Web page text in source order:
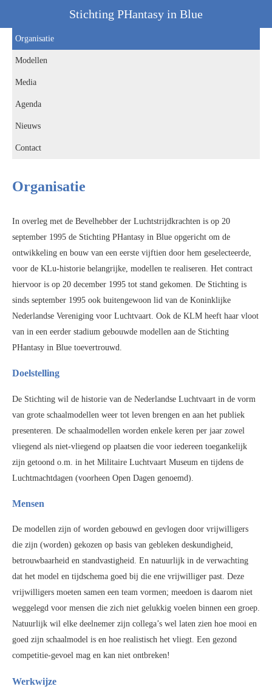
Stichting PHantasy in Blue
Organisatie
Modellen
Media
Agenda
Nieuws
Contact
Organisatie
In overleg met de Bevelhebber der Luchtstrijdkrachten is op 20
september 1995 de Stichting PHantasy in Blue opgericht om de
ontwikkeling en bouw van een eerste vijftien door hem geselecteerde,
voor de KLu-historie belangrijke, modellen te realiseren. Het contract
hiervoor is op 20 december 1995 tot stand gekomen. De Stichting is
sinds september 1995 ook buitengewoon lid van de Koninklijke
Nederlandse Vereniging voor Luchtvaart. Ook de KLM heeft haar vloot
van in een eerder stadium gebouwde modellen aan de Stichting
PHantasy in Blue toevertrouwd.
Doelstelling
De Stichting wil de historie van de Nederlandse Luchtvaart in de vorm
van grote schaalmodellen weer tot leven brengen en aan het publiek
presenteren. De schaalmodellen worden enkele keren per jaar zowel
vliegend als niet-vliegend op plaatsen die voor iedereen toegankelijk
zijn getoond o.m. in het Militaire Luchtvaart Museum en tijdens de
Luchtmachtdagen (voorheen Open Dagen genoemd).
Mensen
De modellen zijn of worden gebouwd en gevlogen door vrijwilligers
die zijn (worden) gekozen op basis van gebleken deskundigheid,
betrouwbaarheid en standvastigheid. En natuurlijk in de verwachting
dat het model en tijdschema goed bij die ene vrijwilliger past. Deze
vrijwilligers moeten samen een team vormen; meedoen is daarom niet
weggelegd voor mensen die zich niet gelukkig voelen binnen een groep.
Natuurlijk wil elke deelnemer zijn collega’s wel laten zien hoe mooi en
goed zijn schaalmodel is en hoe realistisch het vliegt. Een gezond
competitie-gevoel mag en kan niet ontbreken!
Werkwijze